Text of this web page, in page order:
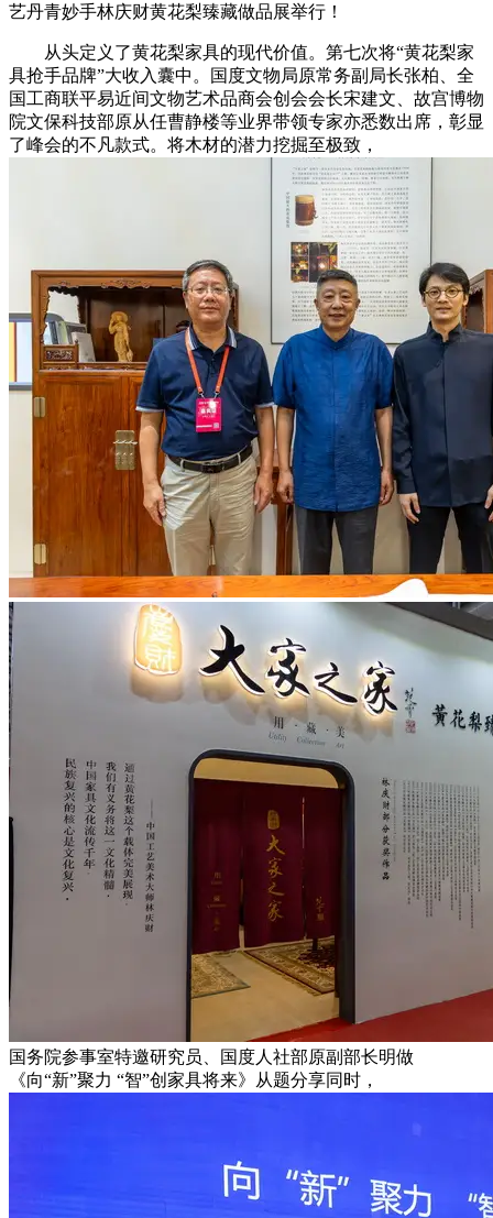
艺丹青妙手林庆财黄花梨臻藏做品展举行！
从头定义了黄花梨家具的现代价值。第七次将“黄花梨家
具抢手品牌”大收入囊中。国度文物局原常务副局长张柏、全
国工商联平易近间文物艺术品商会创会会长宋建文、故宫博物
院文保科技部原从任曹静楼等业界带领专家亦悉数出席，彰显
了峰会的不凡款式。将木材的潜力挖掘至极致，
国务院参事室特邀研究员、国度人社部原副部长明做
《向“新”聚力 “智”创家具将来》从题分享同时，